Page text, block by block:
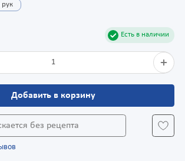
Есть в наличии
1
Добавить в корзину
без рецепта